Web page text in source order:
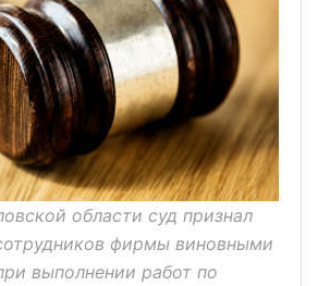
области суд признал
фирмы виновными
выполнении работ по